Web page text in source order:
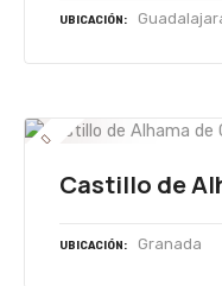
UBICACIÓN
Castillo de
UBICACIÓN Granada